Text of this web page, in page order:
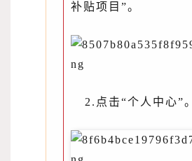
补贴项目”。
2.点击“个人中心”。